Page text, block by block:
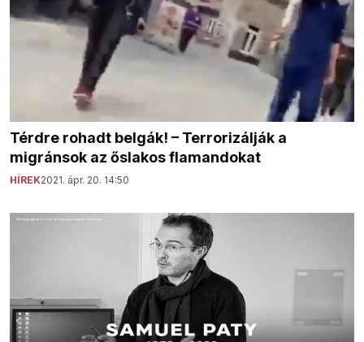
Térdre rohadt belgák! – Terrorizálják a
migránsok az őslakos flamandokat
HÍREK2021. ápr. 20. 14:50